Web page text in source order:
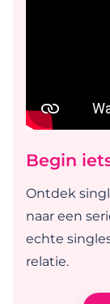
Begin
Ontdek
naar een
echte
relatie.